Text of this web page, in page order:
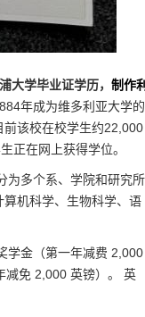
大学毕业证学历， 制作
年成为维多利亚大学
该校在校学生约22,000
正在网上获得学位。
多个系、学院和研究所
机科学、生物科学、语
学金（第一年减费
减免 2,000 英镑）。 英